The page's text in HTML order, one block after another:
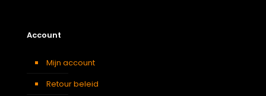
Account
Mijn account
Retour beleid